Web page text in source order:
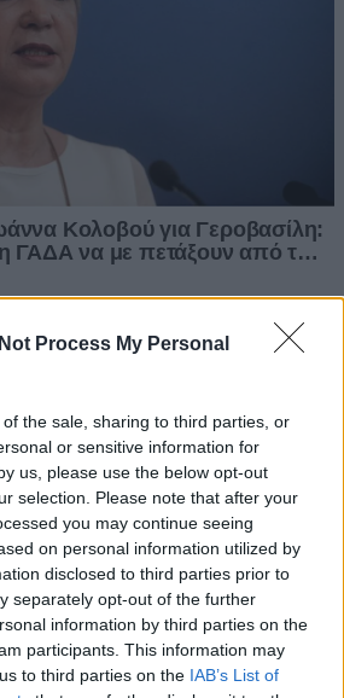
Process My Personal
the sale, sharing to third parties, or
or sensitive information for
us, please use the below opt-out
selection. Please note that after your
you may continue seeing
on personal information utilized by
disclosed to third parties prior to
separately opt-out of the further
information by third parties on the
participants. This information may
to third parties on the IAB’s List of